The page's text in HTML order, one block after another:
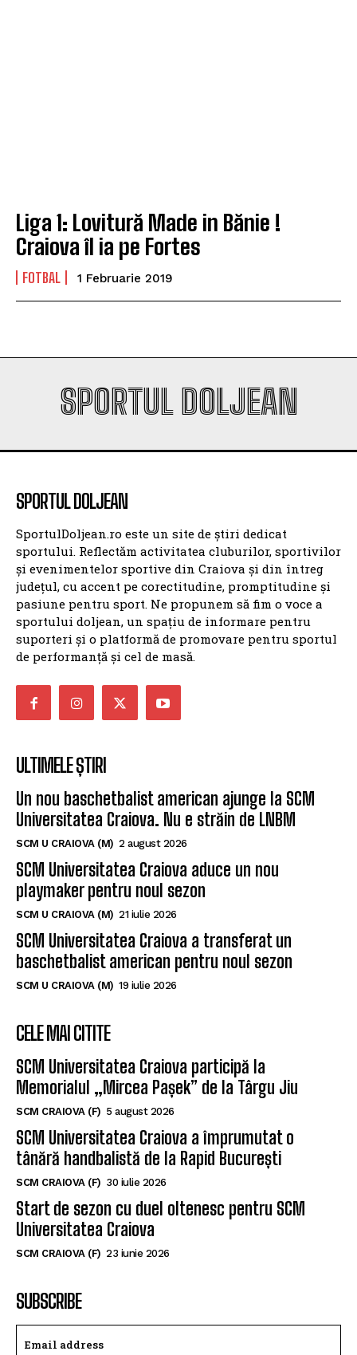
Liga 1: Lovitură Made in Bănie !
Craiova îl ia pe Fortes
FOTBAL 1 Februarie 2019
SPORTUL DOLJEAN
SPORTUL DOLJEAN
SportulDoljean.ro este un site de știri dedicat
sportului. Reflectăm activitatea cluburilor, sportivilor
și evenimentelor sportive din Craiova și din întreg
județul, cu accent pe corectitudine, promptitudine și
pasiune pentru sport. Ne propunem să fim o voce a
sportului doljean, un spațiu de informare pentru
suporteri și o platformă de promovare pentru sportul
de performanță și cel de masă.
ULTIMELE ȘTIRI
Un nou baschetbalist american ajunge la SCM
Universitatea Craiova. Nu e străin de LNBM
SCM U CRAIOVA (M) 2 august 2026
SCM Universitatea Craiova aduce un nou
playmaker pentru noul sezon
SCM U CRAIOVA (M) 21 iulie 2026
SCM Universitatea Craiova a transferat un
baschetbalist american pentru noul sezon
SCM U CRAIOVA (M) 19 iulie 2026
CELE MAI CITITE
SCM Universitatea Craiova participă la
Memorialul „Mircea Pașek” de la Târgu Jiu
SCM CRAIOVA (F) 5 august 2026
SCM Universitatea Craiova a împrumutat o
tânără handbalistă de la Rapid București
SCM CRAIOVA (F) 30 iulie 2026
Start de sezon cu duel oltenesc pentru SCM
Universitatea Craiova
SCM CRAIOVA (F) 23 iunie 2026
SUBSCRIBE